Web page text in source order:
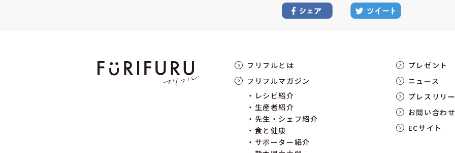
フリフルとは
フリフルマガジン
レシピ紹介
生産者紹介
先生・シェフ紹介
食と健康
サポーター紹介
プレゼント
ニュース
プレスリリ
お問い合わせ
ECサイト